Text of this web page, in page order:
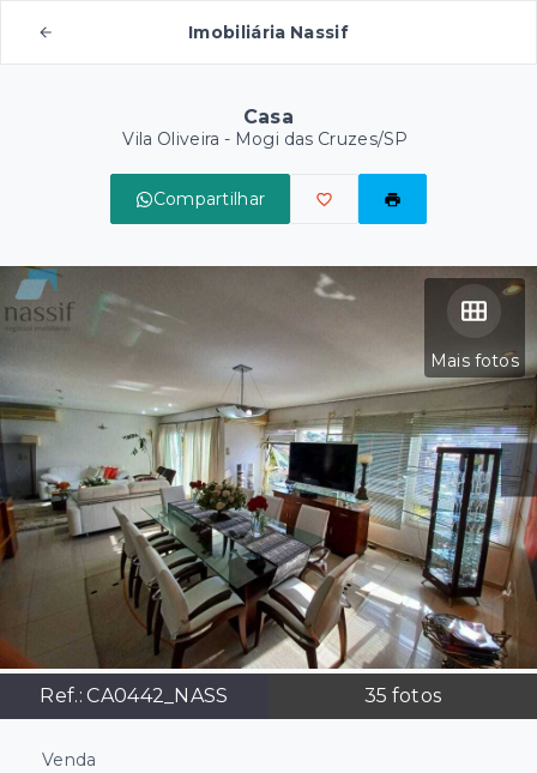
Imobiliária Nassif
Casa
Vila Oliveira - Mogi das Cruzes/SP
Compartilhar
Mais fotos
Ref.:CA0442_NASS 35 fotos
Venda